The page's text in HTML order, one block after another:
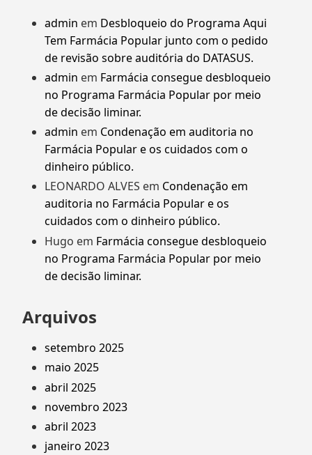
admin em Desbloqueio do Programa Aqui
Tem Farmácia Popular junto com o pedido
de revisão sobre auditória do DATASUS.
admin em Farmácia consegue desbloqueio
no Programa Farmácia Popular por meio
de decisão liminar.
admin em Condenação em auditoria no
Farmácia Popular e os cuidados com o
dinheiro público.
LEONARDO ALVES em Condenação em
auditoria no Farmácia Popular e os
cuidados com o dinheiro público.
Hugo em Farmácia consegue desbloqueio
no Programa Farmácia Popular por meio
de decisão liminar.
Arquivos
setembro 2025
maio 2025
abril 2025
novembro 2023
abril 2023
janeiro 2023